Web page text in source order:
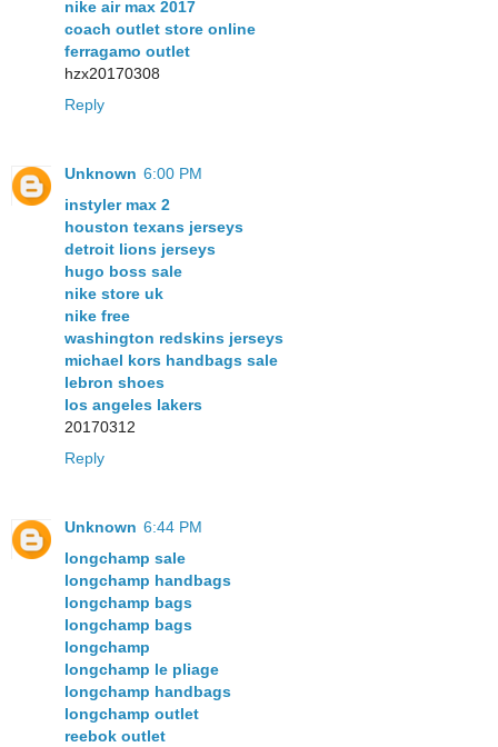
nike air max 2017
coach outlet store online
ferragamo outlet
hzx20170308
Reply
Unknown 6:00 PM
instyler max 2
houston texans jerseys
detroit lions jerseys
hugo boss sale
nike store uk
nike free
washington redskins jerseys
michael kors handbags sale
lebron shoes
los angeles lakers
20170312
Reply
Unknown 6:44 PM
longchamp sale
longchamp handbags
longchamp bags
longchamp bags
longchamp
longchamp le pliage
longchamp handbags
longchamp outlet
reebok outlet